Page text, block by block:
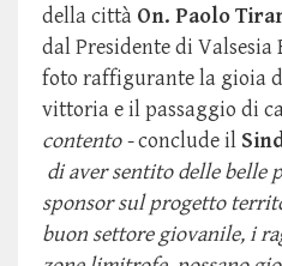
della città On. Paolo
dal Presidente di Valsesia
foto raffigurante la gioia
vittoria e il passaggio di
contento -conclude il
di aver sentito delle belle
sponsor sul progetto
buon settore giovanile, i